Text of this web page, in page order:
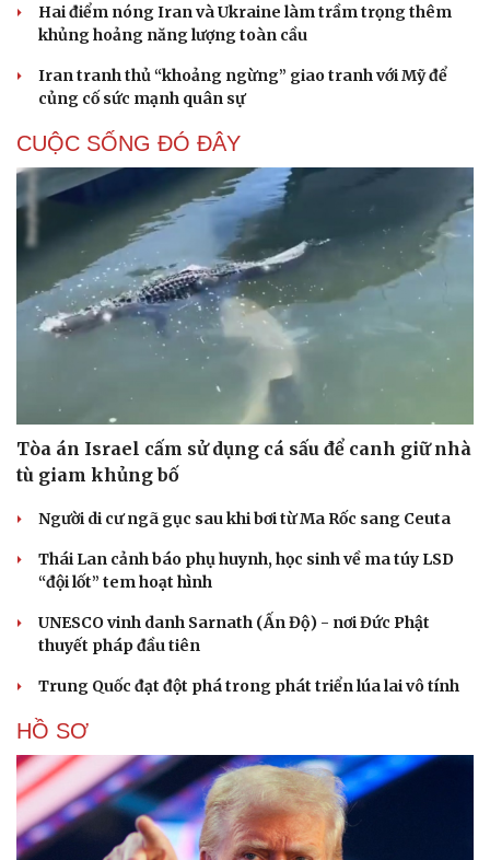
Hai điểm nóng Iran và Ukraine làm trầm trọng thêm
khủng hoảng năng lượng toàn cầu
Iran tranh thủ “khoảng ngừng” giao tranh với Mỹ để
củng cố sức mạnh quân sự
CUỘC SỐNG ĐÓ ĐÂY
Tòa án Israel cấm sử dụng cá sấu để canh giữ nhà
tù giam khủng bố
Người di cư ngã gục sau khi bơi từ Ma Rốc sang Ceuta
Thái Lan cảnh báo phụ huynh, học sinh về ma túy LSD
“đội lốt” tem hoạt hình
UNESCO vinh danh Sarnath (Ấn Độ) - nơi Đức Phật
thuyết pháp đầu tiên
Trung Quốc đạt đột phá trong phát triển lúa lai vô tính
HỒ SƠ